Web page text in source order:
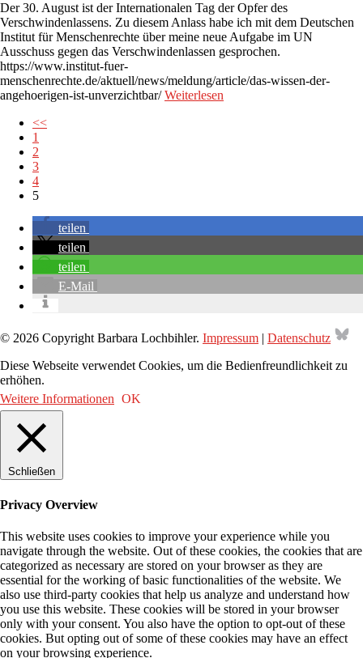
Der 30. August ist der Internationalen Tag der Opfer des
Verschwindenlassens. Zu diesem Anlass habe ich mit dem Deutschen
Institut für Menschenrechte über meine neue Aufgabe im UN
Ausschuss gegen das Verschwindenlassen gesprochen.
https://www.institut-fuer-
menschenrechte.de/aktuell/news/meldung/article/das-wissen-der-
angehoerigen-ist-unverzichtbar/Weiterlesen
<<
1
2
3
4
5
teilen
teilen
teilen
E-Mail
© 2026 Copyright Barbara Lochbihler. Impressum | Datenschutz
Diese Webseite verwendet Cookies, um die Bedienfreundlichkeit zu
erhöhen.
Weitere Informationen OK
Schließen
Privacy Overview
This website uses cookies to improve your experience while you
navigate through the website. Out of these cookies, the cookies that are
categorized as necessary are stored on your browser as they are
essential for the working of basic functionalities of the website. We
also use third-party cookies that help us analyze and understand how
you use this website. These cookies will be stored in your browser
only with your consent. You also have the option to opt-out of these
cookies. But opting out of some of these cookies may have an effect
on your browsing experience.